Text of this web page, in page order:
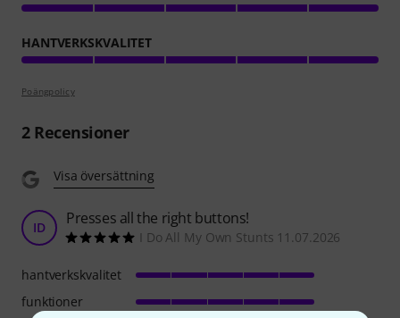
HANTVERKSKVALITET
Poängpolicy
2Recensioner
Visa översättning
ID Presses all the right buttons!
I Do All My Own Stunts 11.07.2026
hantverkskvalitet
funktioner